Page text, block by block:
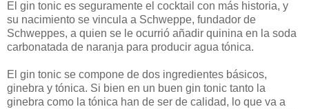
El gin tonic es seguramente el cocktail con más historia, y
su nacimiento se vincula a Schweppe, fundador de
Schweppes, a quien se le ocurrió añadir quinina en la soda
carbonatada de naranja para producir agua tónica.
El gin tonic se compone de dos ingredientes básicos,
ginebra y tónica. Si bien en un buen gin tonic tanto la
ginebra como la tónica han de ser de calidad, lo que va a